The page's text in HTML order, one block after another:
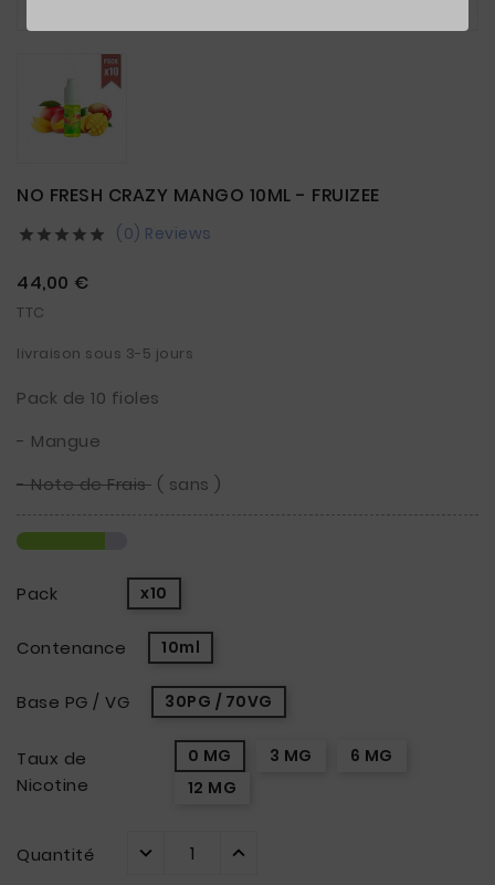
NO FRESH CRAZY MANGO 10ML - FRUIZEE
     (0) Reviews
44,00 €
TTC
livraison sous 3-5 jours
Pack de 10 fioles
- Mangue
- Note de Frais ( sans )
Pack x10
Contenance 10ml
Base PG / VG 30PG / 70VG
Taux de
Nicotine
0 MG 3 MG
6 MG
12 MG
Quantité